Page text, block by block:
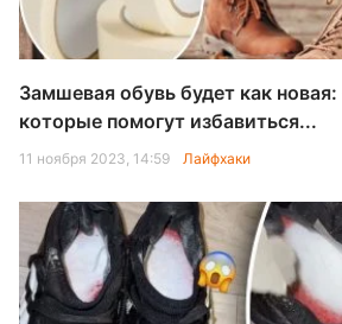
Замшевая обувь будет как
которые помогут избавиться...
11 ноября 2023, 14:59 Лайфхаки